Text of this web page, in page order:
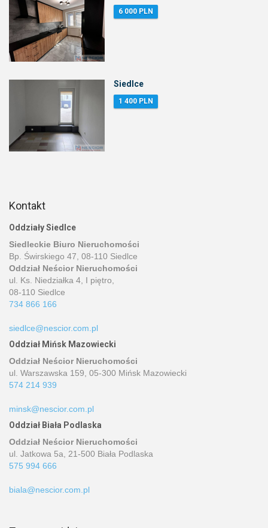
6 000 PLN
Siedlce
1 400 PLN
Kontakt
Oddziały Siedlce
Siedleckie Biuro Nieruchomości
Bp. Świrskiego 47, 08-110 Siedlce
Oddział Neścior Nieruchomości
ul. Ks. Niedziałka 4, I piętro,
08-110 Siedlce
734 866 166
siedlce@nescior.com.pl
Oddział Mińsk Mazowiecki
Oddział Neścior Nieruchomości
ul. Warszawska 159, 05-300 Mińsk Mazowiecki
574 214 939
minsk@nescior.com.pl
Oddział Biała Podlaska
Oddział Neścior Nieruchomości
ul. Jatkowa 5a, 21-500 Biała Podlaska
575 994 666
biala@nescior.com.pl